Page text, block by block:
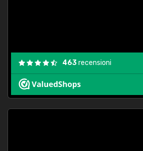
463recensioni